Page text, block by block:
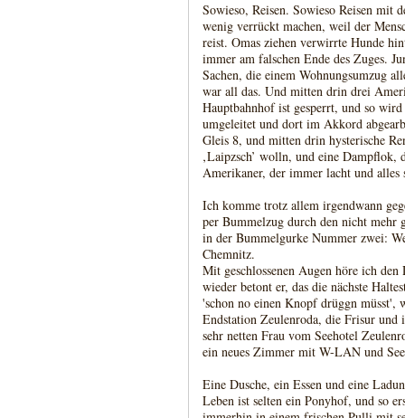
Sowieso, Reisen. Sowieso Reisen mit
wenig verrückt machen, weil der
reist. Omas ziehen verwirrte Hunde
immer am falschen Ende des Zuges.
Sachen, die einem Wohnungsumzug
war all das. Und mitten drin drei
Hauptbahnhof ist gesperrt, und so
umgeleitet und dort im Akkord
Gleis 8, und mitten drin hysterische
‚Laipzsch’ wolln, und eine
Amerikaner, der immer lacht und alles
Ich komme trotz allem irgendwann
per Bummelzug durch den nicht mehr
in der Bummelgurke Nummer zwei:
Chemnitz.
Mit geschlossenen Augen höre ich
wieder betont er, das die nächste
'schon no einen Knopf drüggn müsst',
Endstation Zeulenroda, die Frisur
sehr netten Frau vom Seehotel
ein neues Zimmer mit W-LAN und
Eine Dusche, ein Essen und eine
Leben ist selten ein Ponyhof, und so